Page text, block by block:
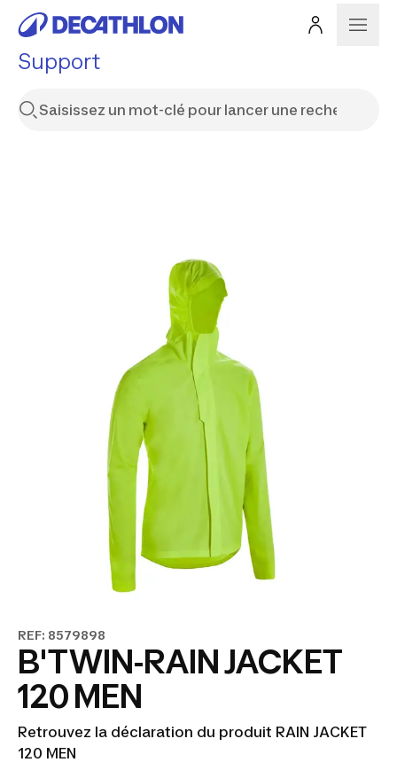
Support
REF: 8579898
B'TWIN-RAIN JACKET
120 MEN
Retrouvez la déclaration du produit RAIN JACKET
120 MEN